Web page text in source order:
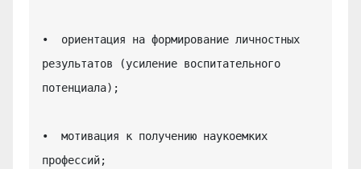
•  ориентация на формирование личностных
результатов (усиление воспитательного
потенциала);
•  мотивация к получению наукоемких
профессий;